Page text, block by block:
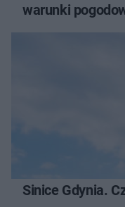
warunki
Sinice Gdynia.